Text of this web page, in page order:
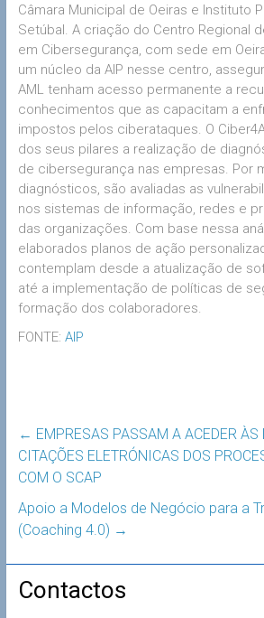
Câmara Municipal de Oeiras e Instituto
Setúbal. A criação do Centro Regional
em Cibersegurança, com sede em
um núcleo da AIP nesse centro,
AML tenham acesso permanente a
conhecimentos que as capacitam a
impostos pelos ciberataques. O
dos seus pilares a realização de
de cibersegurança nas empresas. Por
diagnósticos, são avaliadas as
nos sistemas de informação, redes e
das organizações. Com base nessa
elaborados planos de ação
contemplam desde a atualização de
até a implementação de políticas de
formação dos colaboradores.
FONTE: AIP
← EMPRESAS PASSAM A ACEDER ÀS
CITAÇÕES ELETRÓNICAS DOS
COM O SCAP
Apoio a Modelos de Negócio para a
(Coaching 4.0) →
Contactos